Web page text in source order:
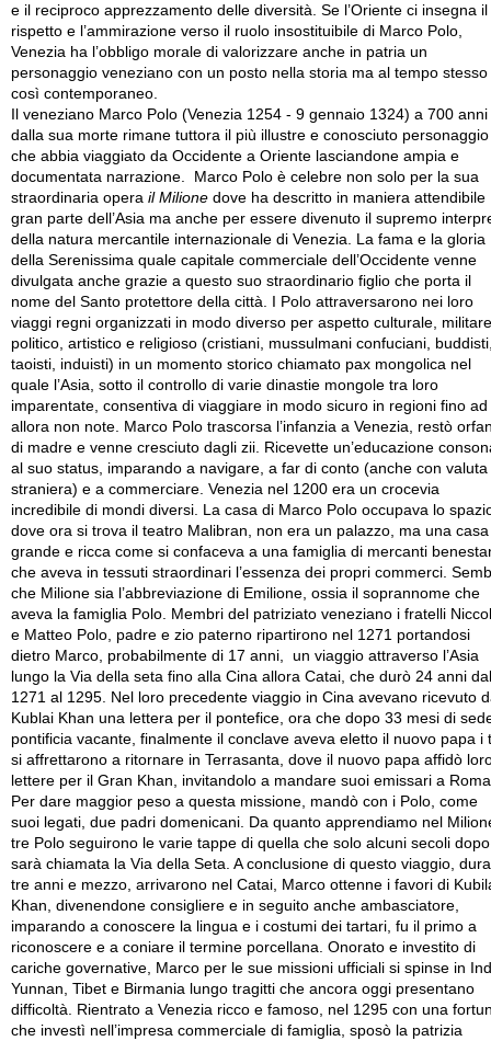
e il reciproco apprezzamento delle diversità. Se l’Oriente ci insegna il
rispetto e l’ammirazione verso il ruolo insostituibile di Marco Polo,
Venezia ha l’obbligo morale di valorizzare anche in patria un
personaggio veneziano con un posto nella storia ma al tempo stesso
così contemporaneo.
Il veneziano Marco Polo (Venezia 1254 - 9 gennaio 1324) a 700 anni
dalla sua morte rimane tuttora il più illustre e conosciuto personaggio
che abbia viaggiato da Occidente a Oriente lasciandone ampia e
documentata narrazione. Marco Polo è celebre non solo per la sua
straordinaria opera il Milione dove ha descritto in maniera attendibile
gran parte dell’Asia ma anche per essere divenuto il supremo
della natura mercantile internazionale di Venezia. La fama e la gloria
della Serenissima quale capitale commerciale dell’Occidente venne
divulgata anche grazie a questo suo straordinario figlio che porta il
nome del Santo protettore della città. I Polo attraversarono nei loro
viaggi regni organizzati in modo diverso per aspetto culturale,
politico, artistico e religioso (cristiani, mussulmani confuciani,
taoisti, induisti) in un momento storico chiamato pax mongolica nel
quale l’Asia, sotto il controllo di varie dinastie mongole tra loro
imparentate, consentiva di viaggiare in modo sicuro in regioni fino ad
allora non note. Marco Polo trascorsa l’infanzia a Venezia, restò
di madre e venne cresciuto dagli zii. Ricevette un’educazione
al suo status, imparando a navigare, a far di conto (anche con valuta
straniera) e a commerciare. Venezia nel 1200 era un crocevia
incredibile di mondi diversi. La casa di Marco Polo occupava lo
dove ora si trova il teatro Malibran, non era un palazzo, ma una casa
grande e ricca come si confaceva a una famiglia di mercanti
che aveva in tessuti straordinari l’essenza dei propri commerci.
che Milione sia l’abbreviazione di Emilione, ossia il soprannome che
aveva la famiglia Polo. Membri del patriziato veneziano i fratelli
e Matteo Polo, padre e zio paterno ripartirono nel 1271 portandosi
dietro Marco, probabilmente di 17 anni, un viaggio attraverso l’Asia
lungo la Via della seta fino alla Cina allora Catai, che durò 24 anni dal
1271 al 1295. Nel loro precedente viaggio in Cina avevano ricevuto
Kublai Khan una lettera per il pontefice, ora che dopo 33 mesi di
pontificia vacante, finalmente il conclave aveva eletto il nuovo papa i
si affrettarono a ritornare in Terrasanta, dove il nuovo papa affidò
lettere per il Gran Khan, invitandolo a mandare suoi emissari a
Per dare maggior peso a questa missione, mandò con i Polo, come
suoi legati, due padri domenicani. Da quanto apprendiamo nel
tre Polo seguirono le varie tappe di quella che solo alcuni secoli dopo
sarà chiamata la Via della Seta. A conclusione di questo viaggio,
tre anni e mezzo, arrivarono nel Catai, Marco ottenne i favori di
Khan, divenendone consigliere e in seguito anche ambasciatore,
imparando a conoscere la lingua e i costumi dei tartari, fu il primo a
riconoscere e a coniare il termine porcellana. Onorato e investito di
cariche governative, Marco per le sue missioni ufficiali si spinse in
Yunnan, Tibet e Birmania lungo tragitti che ancora oggi presentano
difficoltà. Rientrato a Venezia ricco e famoso, nel 1295 con una
che investì nell’impresa commerciale di famiglia, sposò la patrizia